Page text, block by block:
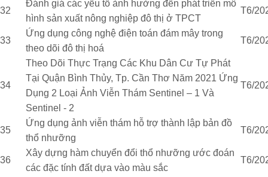
32
Đánh giá các yếu tố ảnh hưởng đến phát triển mô
hình sản xuất nông nghiệp đô thị ở TPCT
T6/
33
Ứng dụng công nghệ điện toán đám mây trong
theo dõi đô thị hoá
T6/
34
Theo Dõi Thực Trạng Các Khu Dân Cư Tự Phát
Tại Quận Bình Thủy, Tp. Cần Thơ Năm 2021 Ứng
Dụng 2 Loại Ảnh Viễn Thám Sentinel – 1 Và
Sentinel - 2
T6/
35
Ứng dụng ảnh viễn thám hỗ trợ thành lập bản đồ
thổ nhưỡng
T6/
36
Xây dựng hàm chuyển đổi thổ nhưỡng ước đoán
các đặc tính đất dựa vào màu sắc
T6/